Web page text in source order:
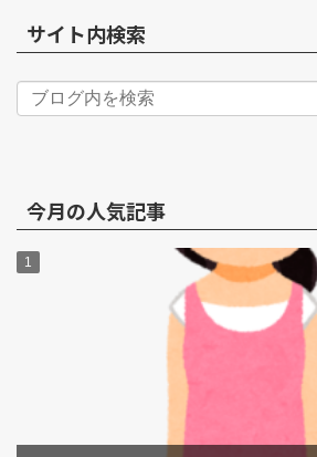
サイト内検索
今月の人気記事